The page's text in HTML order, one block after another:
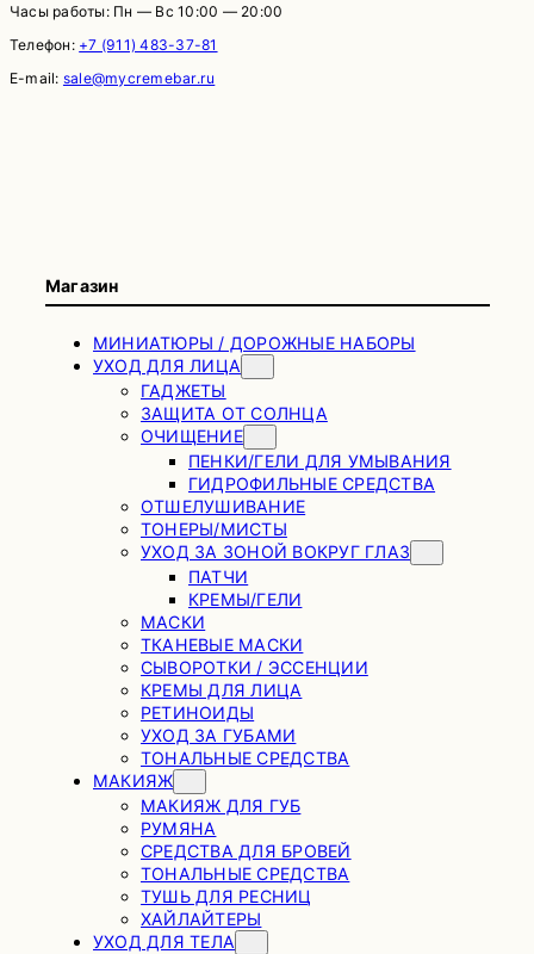
Часы работы: Пн — Вс 10:00 — 20:00
Телефон: +7 (911) 483-37-81
E-mail: sale@mycremebar.ru
Магазин
МИНИАТЮРЫ / ДОРОЖНЫЕ НАБОРЫ
УХОД ДЛЯ ЛИЦА
ГАДЖЕТЫ
ЗАЩИТА ОТ СОЛНЦА
ОЧИЩЕНИЕ
ПЕНКИ/ГЕЛИ ДЛЯ УМЫВАНИЯ
ГИДРОФИЛЬНЫЕ СРЕДСТВА
ОТШЕЛУШИВАНИЕ
ТОНЕРЫ/МИСТЫ
УХОД ЗА ЗОНОЙ ВОКРУГ ГЛАЗ
ПАТЧИ
КРЕМЫ/ГЕЛИ
МАСКИ
ТКАНЕВЫЕ МАСКИ
СЫВОРОТКИ / ЭССЕНЦИИ
КРЕМЫ ДЛЯ ЛИЦА
РЕТИНОИДЫ
УХОД ЗА ГУБАМИ
ТОНАЛЬНЫЕ СРЕДСТВА
МАКИЯЖ
МАКИЯЖ ДЛЯ ГУБ
РУМЯНА
СРЕДСТВА ДЛЯ БРОВЕЙ
ТОНАЛЬНЫЕ СРЕДСТВА
ТУШЬ ДЛЯ РЕСНИЦ
ХАЙЛАЙТЕРЫ
УХОД ДЛЯ ТЕЛА